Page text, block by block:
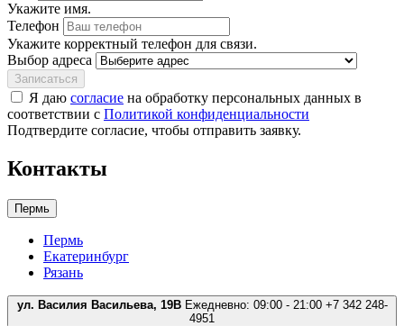
Укажите имя.
Телефон
Укажите корректный телефон для связи.
Выбор адреса
Записаться
Я даю согласие на обработку персональных данных в
соответствии с Политикой конфиденциальности
Подтвердите согласие, чтобы отправить заявку.
Контакты
Пермь
Пермь
Екатеринбург
Рязань
ул. Василия Васильева, 19ВЕжедневно: 09:00 - 21:00+7 342 248-
4951